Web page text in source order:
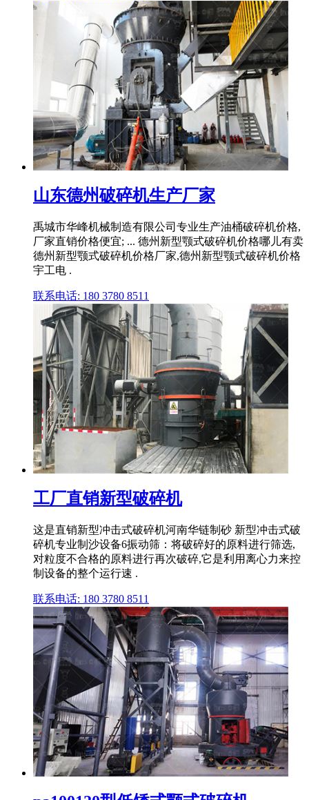
山东德州破碎机生产厂家
禹城市华峰机械制造有限公司专业生产油桶破碎机价格,
厂家直销价格便宜; ... 德州新型颚式破碎机价格哪儿有卖
德州新型颚式破碎机价格厂家,德州新型颚式破碎机价格
宇工电 .
联系电话: 180 3780 8511
工厂直销新型破碎机
这是直销新型冲击式破碎机河南华链制砂 新型冲击式破
碎机专业制沙设备6振动筛：将破碎好的原料进行筛选,
对粒度不合格的原料进行再次破碎,它是利用离心力来控
制设备的整个运行速 .
联系电话: 180 3780 8511